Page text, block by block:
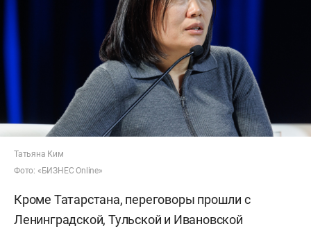
Татьяна Ким
Фото: «БИЗНЕС Online»
Кроме Татарстана, переговоры прошли с
Ленинградской, Тульской и Ивановской